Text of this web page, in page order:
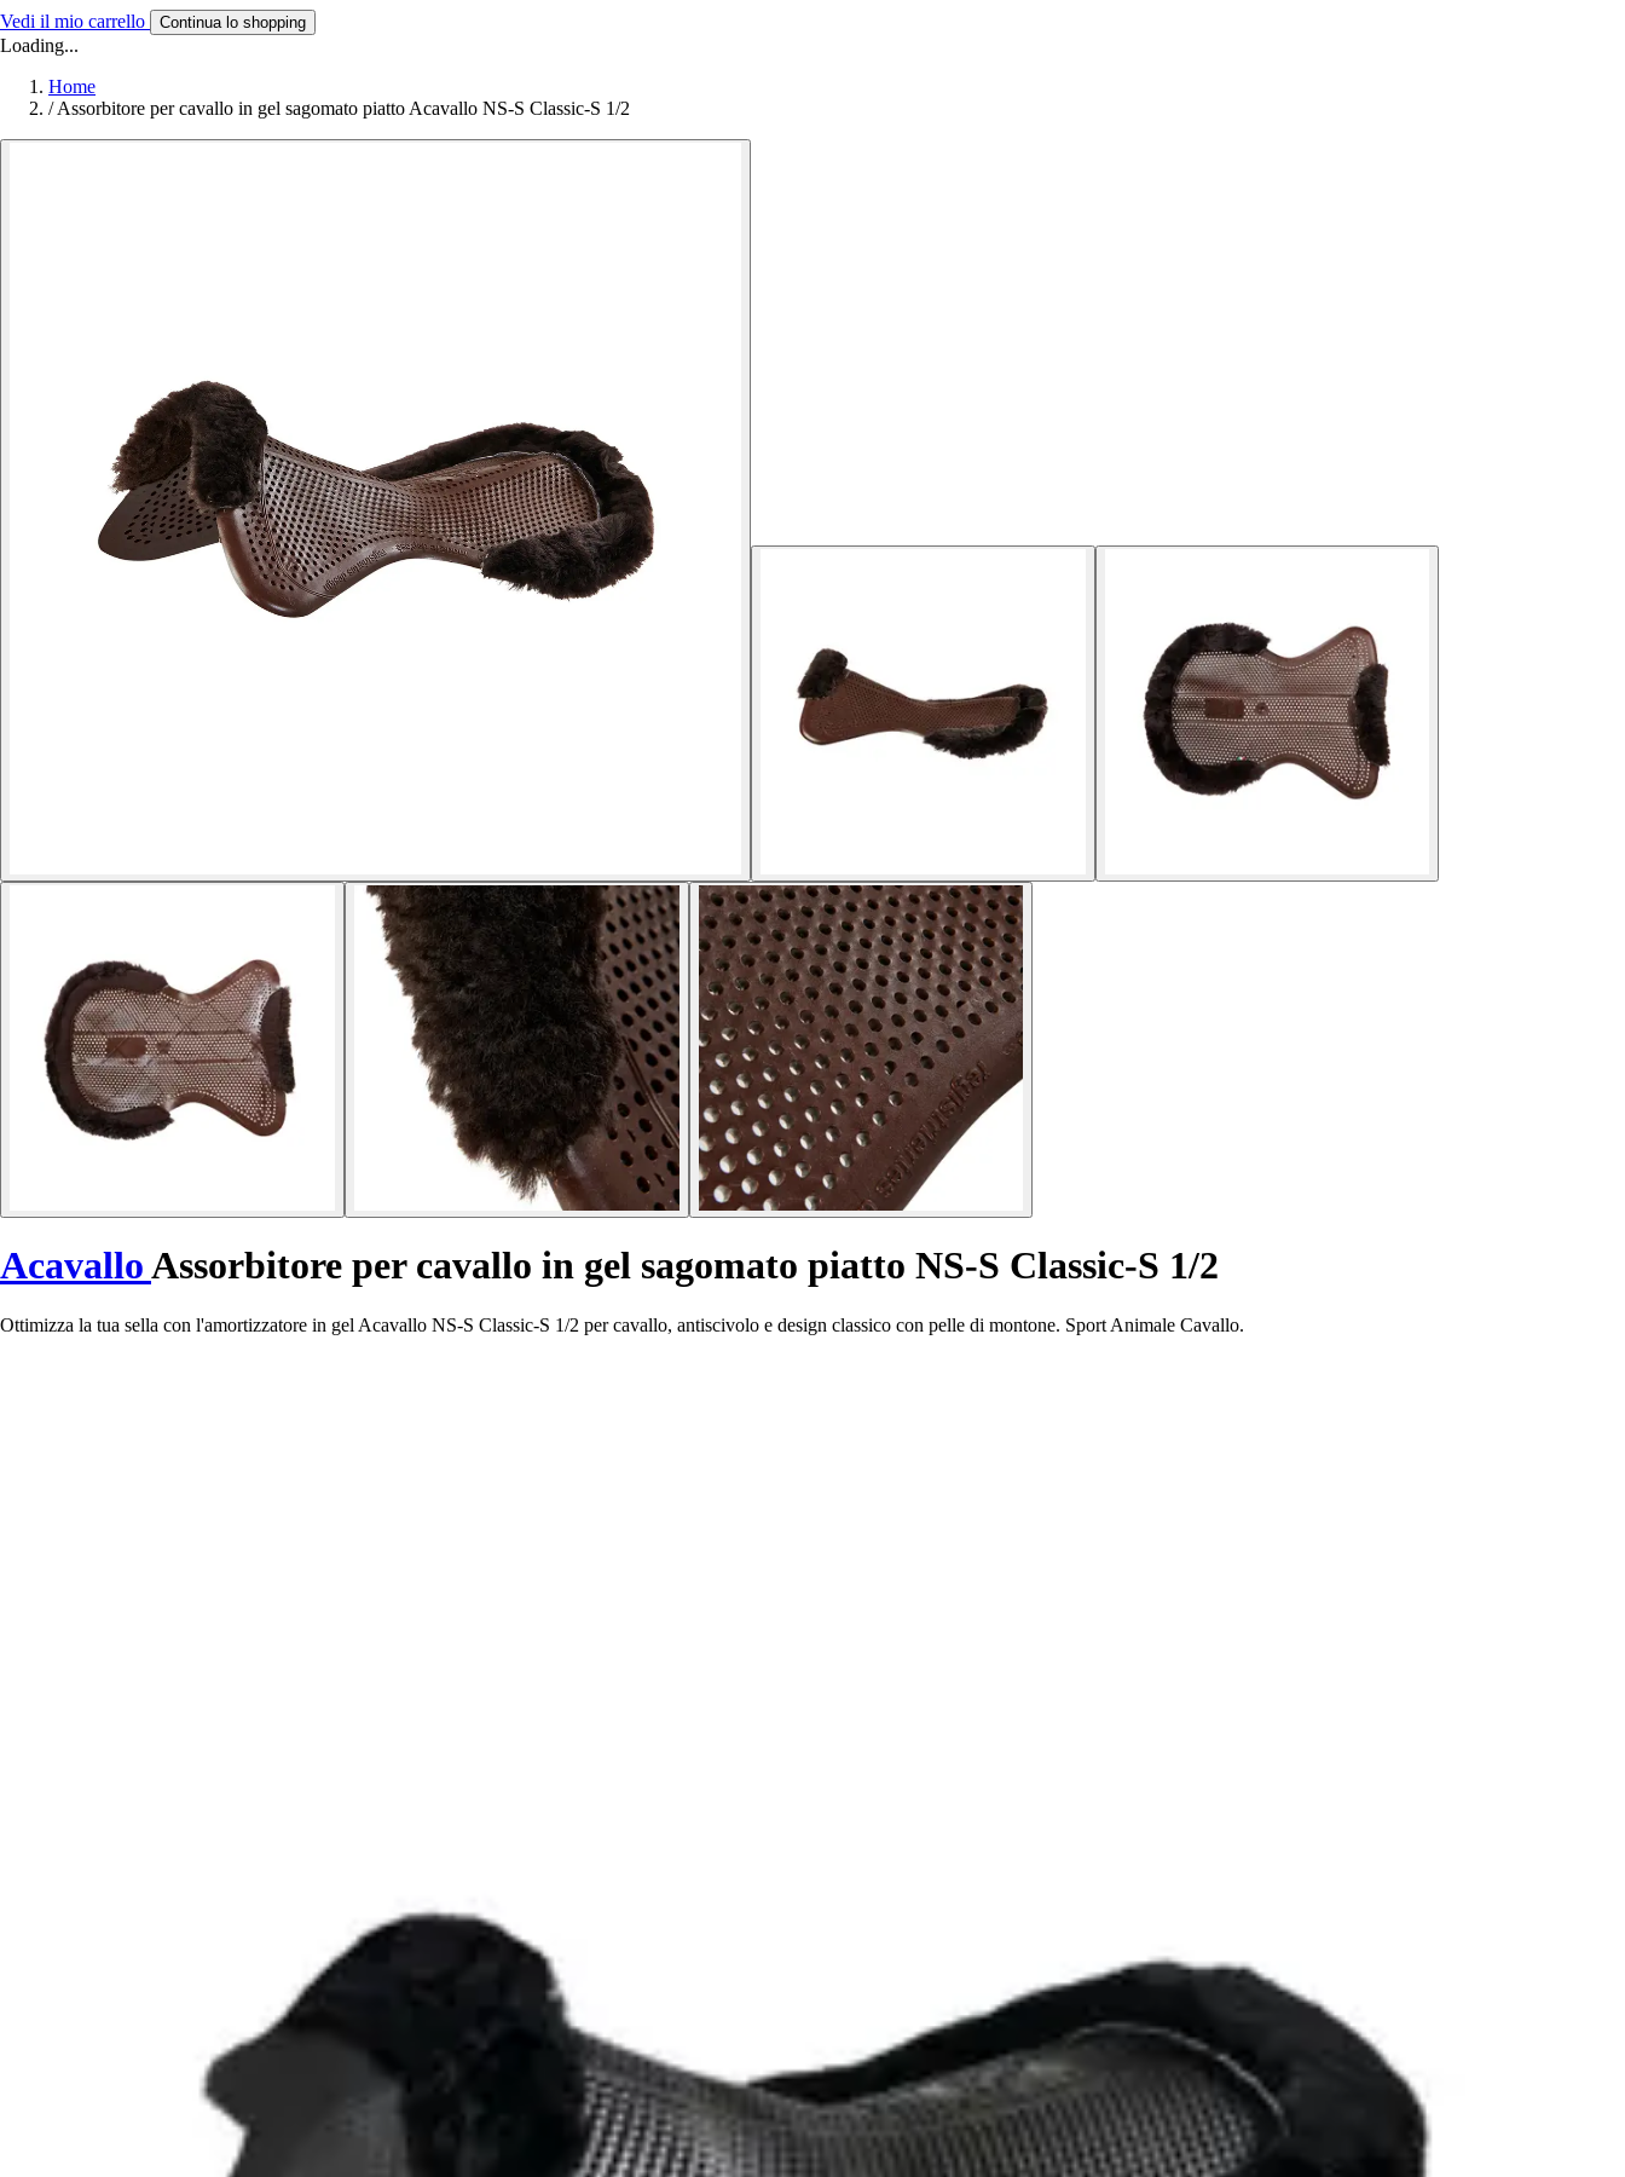
Vedi il mio carrello Continua lo shopping
Loading...
Home
/ Assorbitore per cavallo in gel sagomato piatto Acavallo NS-S Classic-S 1/2
AcavalloAssorbitore per cavallo in gel sagomato piatto NS-S Classic-S 1/2
Ottimizza la tua sella con l'amortizzatore in gel Acavallo NS-S Classic-S 1/2 per cavallo, antiscivolo e design classico con pelle di montone. Sport Animale Cavallo.